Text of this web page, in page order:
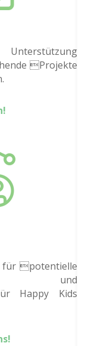
Projekte
für potentielle
und
Happy Kids